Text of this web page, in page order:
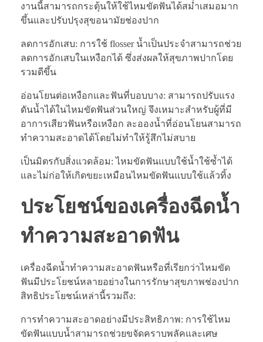
งานนี้สามารถกระตุ้นให้ใช้ไหมขัดฟันได้สม่ำเสมอมาก
ขึ้นและปรับปรุงสุขอนามัยช่องปาก
ลดการอักเสบ: การใช้ flosser น้ำเป็นประจำสามารถช่วย
ลดการอักเสบในเหงือกได้ ซึ่งส่งผลให้สุขภาพปากโดย
รวมดีขึ้น
อ่อนโยนต่อเหงือกและฟันที่บอบบาง: สามารถปรับแรง
ดันน้ำได้ในไหมขัดฟันส่วนใหญ่ จึงเหมาะสำหรับผู้ที่มี
อาการเสียวฟันหรือเหงือก ละอองน้ำที่อ่อนโยนสามารถ
ทำความสะอาดได้โดยไม่ทำให้รู้สึกไม่สบาย
เป็นมิตรกับสิ่งแวดล้อม: ไหมขัดฟันแบบใช้น้ำใช้ซ้ำได้
และไม่ก่อให้เกิดขยะเหมือนไหมขัดฟันแบบใช้แล้วทิ้ง
ประโยชน์ของเครื่องฉีดน้ำ
ทำความสะอาดฟัน
เครื่องฉีดน้ำทำความสะอาดฟันหรือที่เรียกว่าไหมขัด
ฟันมีประโยชน์หลายอย่างในการรักษาสุขภาพช่องปาก
สิทธิประโยชน์เหล่านี้รวมถึง:
การทำความสะอาดอย่างมีประสิทธิภาพ: การใช้ไหม
ขัดฟันแบบน้ำสามารถช่วยขจัดคราบพลัคและเศษ